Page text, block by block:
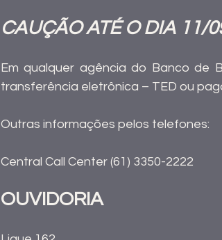
CAUÇÃO ATÉ O DIA
Em qualquer agência do Banco de
transferência eletrônica – TED ou
Outras informações pelos telefones:
Central Call Center (61) 3350-2222
OUVIDORIA